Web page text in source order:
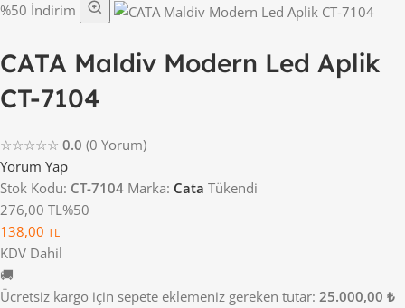
%50 İndirim
CATA Maldiv Modern Led Aplik
CT-7104
☆☆☆☆☆ 0.0 (0 Yorum)
Yorum Yap
Stok Kodu: CT-7104 Marka: Cata Tükendi
276,00 TL%50
138,00 TL
KDV Dahil
🚚
Ücretsiz kargo için sepete eklemeniz gereken tutar: 25.000,00 ₺